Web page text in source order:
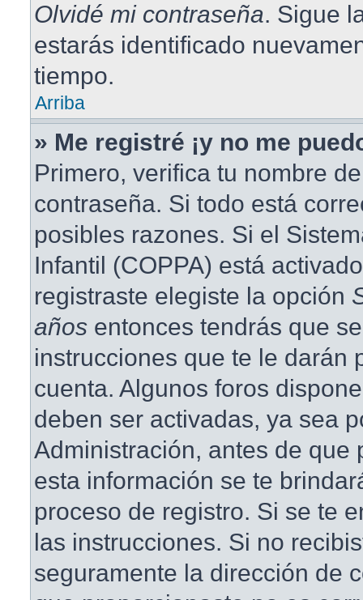
Olvidé mi contraseña. Sigue
estarás identificado
tiempo.
Arriba
» Me registré ¡y no me
Primero, verifica tu nombre
contraseña. Si todo está
posibles razones. Si el
Infantil (COPPA) está
registraste elegiste la opción
años entonces tendrás que
instrucciones que te le darán
cuenta. Algunos foros
deben ser activadas, ya sea
Administración, antes de que
esta información se te
proceso de registro. Si se te
las instrucciones. Si no
seguramente la dirección de